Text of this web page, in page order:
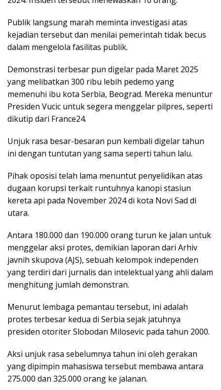
Publik langsung marah meminta investigasi atas
kejadian tersebut dan menilai pemerintah tidak becus
dalam mengelola fasilitas publik.
Demonstrasi terbesar pun digelar pada Maret 2025
yang melibatkan 300 ribu lebih pedemo yang
memenuhi ibu kota Serbia, Beograd. Mereka menuntur
Presiden Vucic untuk segera menggelar pilpres, seperti
dikutip dari France24.
Unjuk rasa besar-besaran pun kembali digelar tahun
ini dengan tuntutan yang sama seperti tahun lalu.
Pihak oposisi telah lama menuntut penyelidikan atas
dugaan korupsi terkait runtuhnya kanopi stasiun
kereta api pada November 2024 di kota Novi Sad di
utara.
Antara 180.000 dan 190.000 orang turun ke jalan untuk
menggelar aksi protes, demikian laporan dari Arhiv
javnih skupova (AJS), sebuah kelompok independen
yang terdiri dari jurnalis dan intelektual yang ahli dalam
menghitung jumlah demonstran.
Menurut lembaga pemantau tersebut, ini adalah
protes terbesar kedua di Serbia sejak jatuhnya
presiden otoriter Slobodan Milosevic pada tahun 2000.
Aksi unjuk rasa sebelumnya tahun ini oleh gerakan
yang dipimpin mahasiswa tersebut membawa antara
275.000 dan 325.000 orang ke jalanan.